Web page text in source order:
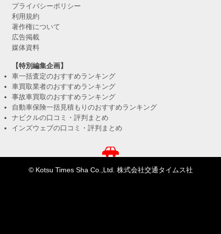
プライバシーポリシー
利用規約
著作権について
広告掲載
媒体資料
【特別編集企画】
車一括査定のおすすめランキング
車買取業者のおすすめランキング
事故車買取のおすすめランキング
自動車保険一括見積もりのおすすめランキング
ナビクルの口コミ・評判まとめ
インズウェブの口コミ・評判まとめ
© Kotsu Times Sha Co.,Ltd. 株式会社交通タイムス社